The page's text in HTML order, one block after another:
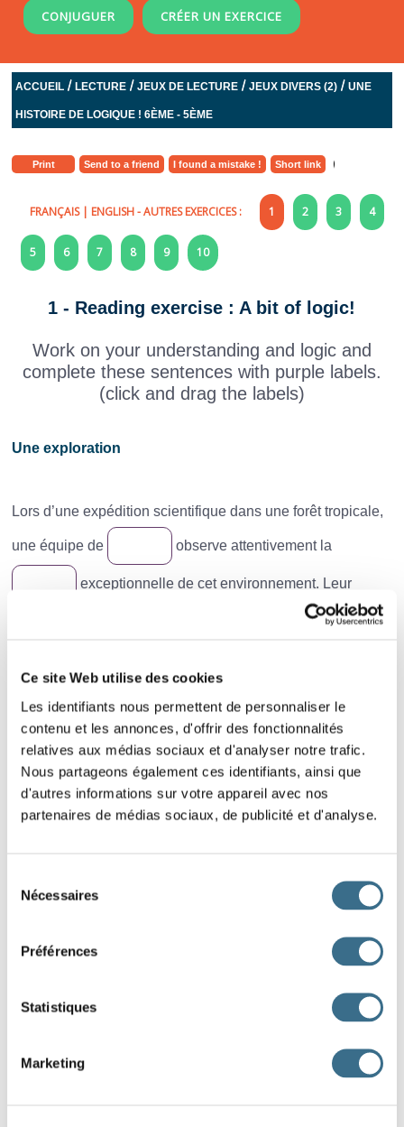
Ce site Web utilise des cookies
Les identifiants nous permettent de personnaliser le
contenu et les annonces, d'offrir des fonctionnalités
relatives aux médias sociaux et d'analyser notre trafic.
Nous partageons également ces identifiants, ainsi que
d'autres informations sur votre appareil avec nos
partenaires de médias sociaux, de publicité et d'analyse.
Nécessaires
Préférences
Statistiques
Marketing
CONJUGUER CRÉER UN EXERCICE
ACCUEIL /LECTURE /JEUX DE LECTURE /JEUX DIVERS (2) /UNE
HISTOIRE DE LOGIQUE ! 6ÈME - 5ÈME
Print Send to a friend I found a mistake ! Short link
FRANÇAIS| ENGLISH- AUTRES EXERCICES : 1 2 3 4
5 6 7 8 9 10
1 - Reading exercise : A bit of logic!
Work on your understanding and logic and
complete these sentences with purple labels.
(click and drag the labels)
Une exploration
Lors d’une expédition scientifique dans une forêt tropicale,
une équipe de observe attentivement la
exceptionnelle de cet environnement. Leur
objectif est de comprendre comment les différentes
dans lequel ils écrivent chaque détail important. Grâce à
une , ils examinent aussi de très petits insectes
difficiles à voir à l’œil nu.
habitants du village voisin. Plus loin, ils découvrent une
pour pouvoir
À la fin de la journée, ils retournent à leur où ils
relations entre les espèces et leur